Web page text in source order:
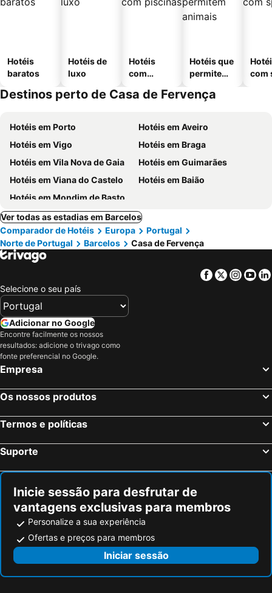
Hotéis
baratos
Hotéis de
luxo
Hotéis
com
Hotéis que
permitem
com
Destinos perto de Casa de Fervença
Hotéis em Porto
Hotéis em Aveiro
Hotéis em Vigo
Hotéis em Braga
Hotéis em Vila Nova de Gaia
Hotéis em Guimarães
Hotéis em Viana do Castelo
Hotéis em Baião
Hotéis em Mondim de Basto
Ver todas as estadias em Barcelos
Comparador de Hotéis
Europa
Portugal
Norte de Portugal
Barcelos Casa de Fervença
Facebook
Twitter
Selecione o seu país
Adicionar no Google
Encontre facilmente os nossos
resultados: adicione o trivago como
fonte preferencial no Google.
Empresa
Os nossos produtos
Termos e políticas
Suporte
Inicie sessão para desfrutar de
vantagens exclusivas para membros
Personalize a sua experiência
Ofertas e preços para membros
Iniciar sessão